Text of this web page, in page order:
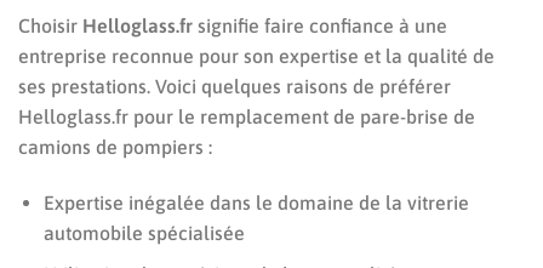
Choisir Helloglass.fr signifie faire confiance à une
entreprise reconnue pour son expertise et la qualité de
ses prestations. Voici quelques raisons de préférer
Helloglass.fr pour le remplacement de pare-brise de
camions de pompiers :
Expertise inégalée dans le domaine de la vitrerie
automobile spécialisée